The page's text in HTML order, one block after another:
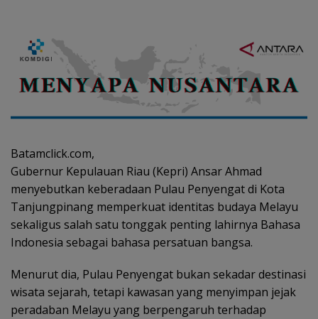
Batamclick.com,
Gubernur Kepulauan Riau (Kepri) Ansar Ahmad
menyebutkan keberadaan Pulau Penyengat di Kota
Tanjungpinang memperkuat identitas budaya Melayu
sekaligus salah satu tonggak penting lahirnya Bahasa
Indonesia sebagai bahasa persatuan bangsa.
Menurut dia, Pulau Penyengat bukan sekadar destinasi
wisata sejarah, tetapi kawasan yang menyimpan jejak
peradaban Melayu yang berpengaruh terhadap